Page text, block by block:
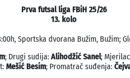
Prva futsal liga FBiH 25/26
13. kolo
Sportska dvorana Bužim, Bužim;
; Drugi sudija: Alihodžić Sanel;
Mešić Besim; Promatrač suđenja: